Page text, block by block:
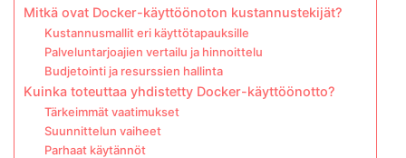
Mitkä ovat Docker-käyttöönoton kustannustekijät?
Kustannusmallit eri käyttötapauksille
Palveluntarjoajien vertailu ja hinnoittelu
Budjetointi ja resurssien hallinta
Kuinka toteuttaa yhdistetty Docker-käyttöönotto?
Tärkeimmät vaatimukset
Suunnittelun vaiheet
Parhaat käytännöt